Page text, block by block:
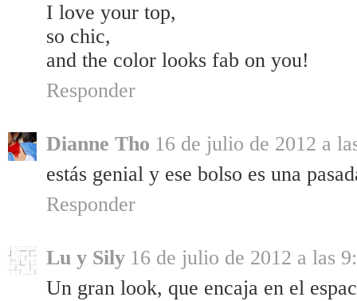
I love your top,
so chic,
and the color looks fab on you!
Responder
Dianne Tho 16 de julio de 2012 a
estás genial y ese bolso es una
Responder
Lu y Sily 16 de julio de 2012 a las
Un gran look, que encaja en el